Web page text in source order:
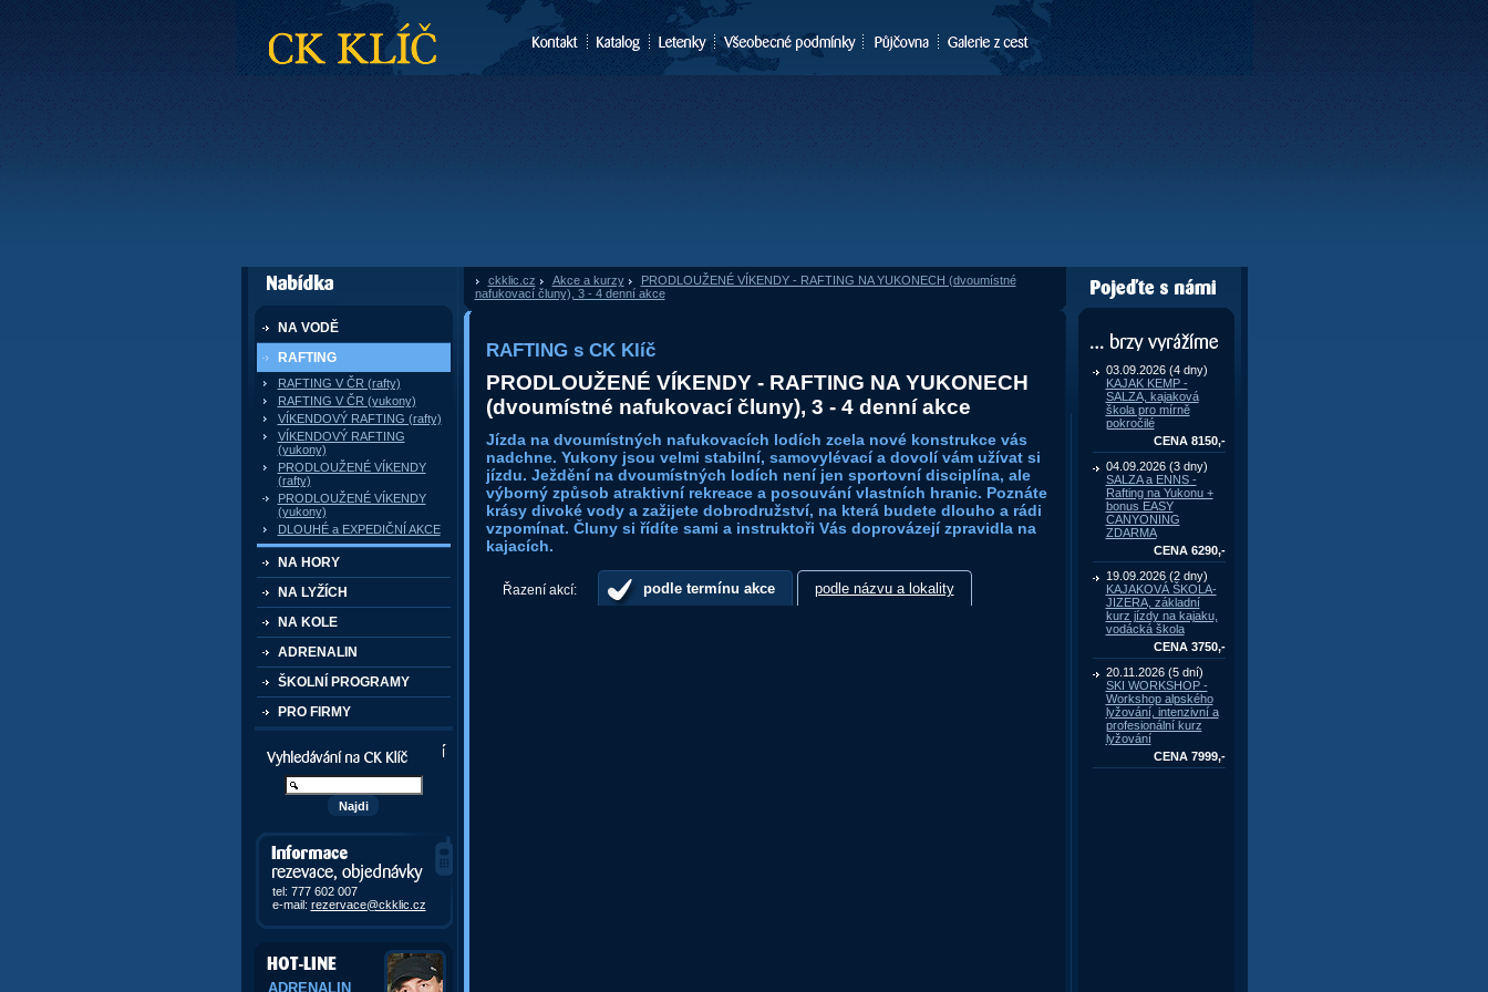
CK Klíč
dále nabízí
NA VODĚ
RAFTING
RAFTING V ČR (rafty)
RAFTING V ČR (yukony)
VÍKENDOVÝ RAFTING (rafty)
VÍKENDOVÝ RAFTING
(yukony)
PRODLOUŽENÉ VÍKENDY
(rafty)
PRODLOUŽENÉ VÍKENDY
(yukony)
DLOUHÉ a EXPEDIČNÍ AKCE
NA HORY
NA LYŽÍCH
NA KOLE
ADRENALIN
ŠKOLNÍ PROGRAMY
PRO FIRMY
Vyhledávání kurzů a akcí
Informace, rezervace,
objedávky
tel: 777 602 007
e-mail: rezervace@ckklic.cz
ADRENALIN
ckklic.cz Akce a kurzy»
PRODLOUŽENÉ VÍKENDY - RAFTING NA YUKONECH (dvoumístné
nafukovací čluny), 3 - 4 denní akce
Pojeďte s námi
... brzy vyrážíme
03.09.2026 (4 dny)
KAJAK KEMP -
SALZA, kajaková
škola pro mírně
pokročilé
CENA 8150,-
04.09.2026 (3 dny)
SALZA a ENNS -
Rafting na Yukonu +
bonus EASY
CANYONING
ZDARMA
CENA 6290,-
19.09.2026 (2 dny)
KAJAKOVÁ ŠKOLA-
JIZERA, základní
kurz jízdy na kajaku,
vodácká škola
CENA 3750,-
20.11.2026 (5 dní)
SKI WORKSHOP -
Workshop alpského
lyžování, intenzivní a
profesionální kurz
lyžování
CENA 7999,-
RAFTING s CK Klíč
PRODLOUŽENÉ VÍKENDY - RAFTING NA YUKONECH
(dvoumístné nafukovací čluny), 3 - 4 denní akce
Jízda na dvoumístných nafukovacích lodích zcela nové konstrukce vás
nadchne. Yukony jsou velmi stabilní, samovylévací a dovolí vám užívat si
jízdu. Ježdění na dvoumístných lodích není jen sportovní disciplína, ale
výborný způsob atraktivní rekreace a posouvání vlastních hranic. Poznáte
krásy divoké vody a zažijete dobrodružství, na která budete dlouho a rádi
vzpomínat. Čluny si řídíte sami a instruktoři Vás doprovázejí zpravidla na
kajacích.
Řazení akcí: podle termínu akce podle názvu a lokality